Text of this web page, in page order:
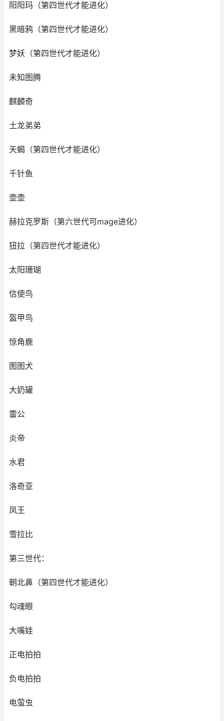
阳阳玛（第四世代才能进化）
黑暗鸦（第四世代才能进化）
梦妖（第四世代才能进化）
未知图腾
麒麟奇
土龙弟弟
天蝎（第四世代才能进化）
千针鱼
壶壶
赫拉克罗斯（第六世代可mage进化）
狃拉（第四世代才能进化）
太阳珊瑚
信使鸟
盔甲鸟
惊角鹿
图图犬
大奶罐
雷公
炎帝
水君
洛奇亚
凤王
雪拉比
第三世代：
朝北鼻（第四世代才能进化）
勾魂眼
大嘴娃
正电拍拍
负电拍拍
电萤虫